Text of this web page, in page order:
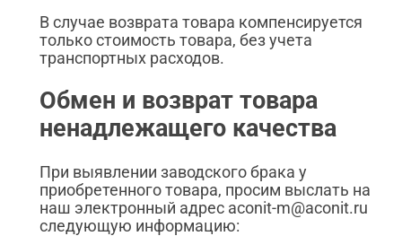
В случае возврата товара компенсируется
только стоимость товара, без учета
транспортных расходов.
Обмен и возврат товара
ненадлежащего качества
При выявлении заводского брака у
приобретенного товара, просим выслать на
наш электронный адрес aconit-m@aconit.ru
следующую информацию: